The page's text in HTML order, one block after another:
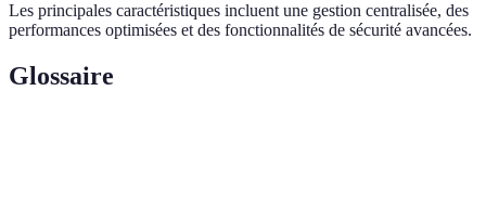
Les principales caractéristiques incluent une gestion centralisée, des
performances optimisées et des fonctionnalités de sécurité avancées.
Glossaire